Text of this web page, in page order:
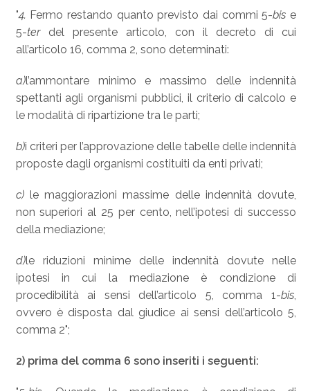
"4. Fermo restando quanto previsto dai commi 5-bis e
5-terdel presente articolo, con il decreto di cui
all’articolo 16, comma 2, sono determinati:
a)l’ammontare minimo e massimo delle indennità
spettanti agli organismi pubblici, il criterio di calcolo e
le modalità di ripartizione tra le parti;
b)i criteri per l’approvazione delle tabelle delle indennità
proposte dagli organismi costituiti da enti privati;
c) le maggiorazioni massime delle indennità dovute,
non superiori al 25 per cento, nell’ipotesi di successo
della mediazione;
d)le riduzioni minime delle indennità dovute nelle
ipotesi in cui la mediazione è condizione di
procedibilità ai sensi dell’articolo 5, comma 1-bis,
ovvero è disposta dal giudice ai sensi dell’articolo 5,
comma 2";
2) prima del comma 6 sono inseriti i seguenti: